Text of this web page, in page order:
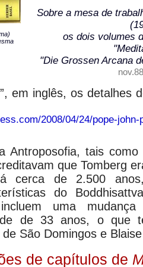
Sobre a mesa de
os dois volumes
"Die Grossen Arcana
em inglês, os detalhes
2008/04/24/pope-
Antroposofia, tais
que Tomberg
cerca de 2.500
do
uma
de 33 anos, o que
São Domingos e
de capítulos de